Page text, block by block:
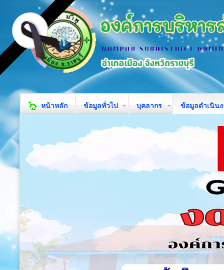
หน้าหลัก ข้อมูลทั่วไป บุคลากร ข้อมูลดำเนิน